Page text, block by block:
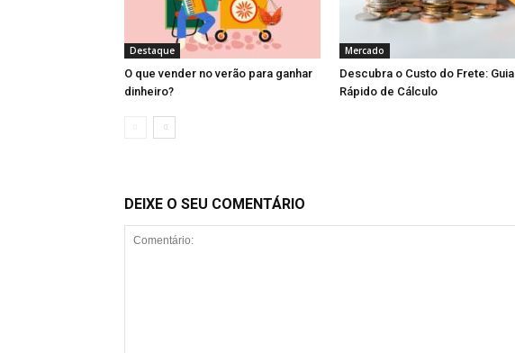
Destaque
O que vender no verão para ganhar
dinheiro?
Mercado
Descubra o Custo do Frete: Guia
Rápido de Cálculo
DEIXE O SEU COMENTÁRIO